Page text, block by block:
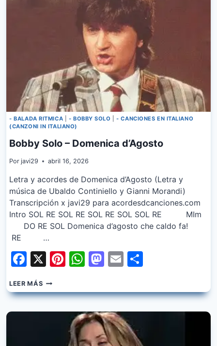
- BALADA RITMICA - BOBBY SOLO |- CANCIONES EN ITALIANO
(CANZONI IN ITALIANO)
Bobby Solo – Domenica d’Agosto
Por javi29 abril 16, 2026
Letra y acordes de Domenica d’Agosto (Letra y
música de Ubaldo Continiello y Gianni Morandi)
Transcripción x javi29 para acordesdcanciones.com
Intro SOL RE SOL RE SOL RE SOL SOL RE MIm
DO RE SOL Domenica d’agosto che caldo fa!
RE …
Facebook
X Pinterest
WhatsApp
Mastodon
Email
LEER MÁSBOBBY
SOLO
–
D’AGOSTO